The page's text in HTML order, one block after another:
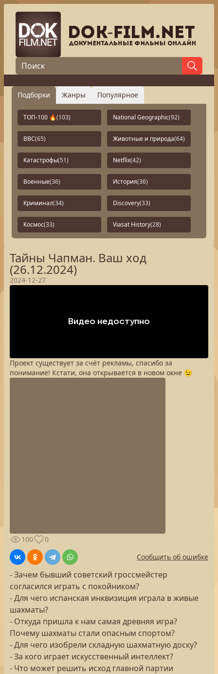
Подборки Жанры Популярное
ТОП-100 🔥(103) National Geographic(92)
BBC(65) Животные и природа(64)
Катастрофы(51) Netflix(42)
Военные(36) История(36)
Криминал(34) Discovery(33)
Космос(33) Viasat History(28)
Тайны Чапман. Ваш ход
(26.12.2024)
2024-12-27
Проект существует за счёт рекламы, спасибо за
понимание! Кстати, она открывается в новом окне 😉
100
0
Сообщить об ошибке
- Зачем бывший советский гроссмейстер
согласился играть с покойником?
- Для чего испанская инквизиция играла в живые
шахматы?
- Откуда пришла к нам самая древняя игра?
Почему шахматы стали опасным спортом?
- Для чего изобрели складную шахматную доску?
- За кого играет искусственный интеллект?
- Что может решить исход главной партии